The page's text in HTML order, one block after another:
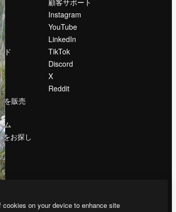
ド
を販売
ム
をお探し
顧客サポート
Instagram
YouTube
LinkedIn
TikTok
Discord
X
Reddit
on your device to enhance site